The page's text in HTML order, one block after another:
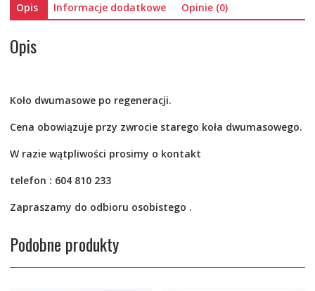
Opis Informacje dodatkowe Opinie (0)
Opis
Koło dwumasowe po regeneracji.
Cena obowiązuje przy zwrocie starego koła dwumasowego.
W razie wątpliwości prosimy o kontakt
telefon : 604 810 233
Zapraszamy do odbioru osobistego .
Podobne produkty